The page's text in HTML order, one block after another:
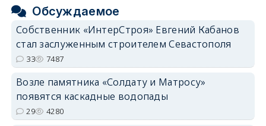
Обсуждаемое
Собственник «ИнтерСтроя» Евгений Кабанов
стал заслуженным строителем Севастополя
33 7487
Возле памятника «Солдату и Матросу»
появятся каскадные водопады
29 4280